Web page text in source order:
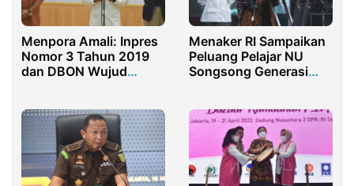
Menpora Amali: Inpres
Nomor 3 Tahun 2019
dan DBON Wujud
Sepakbola Indonesia
Menaker RI Sampaikan
Peluang Pelajar NU
Songsong Generasi